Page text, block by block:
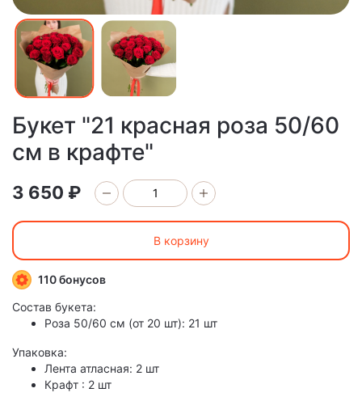
Букет "21 красная роза 50/60
см в крафте"
3 650 ₽
В корзину
110 бонусов
Состав букета:
Роза 50/60 см (от 20 шт): 21 шт
Упаковка:
Лента атласная: 2 шт
Крафт : 2 шт